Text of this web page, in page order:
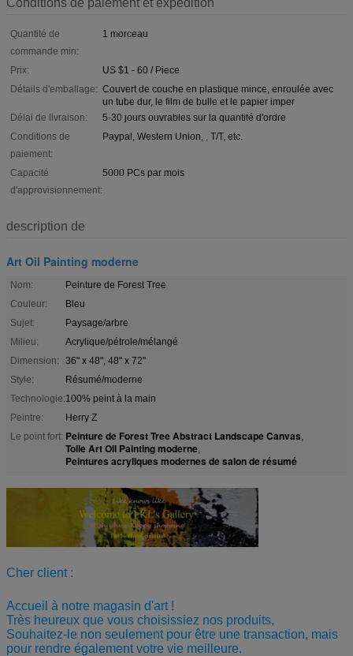
Quantité de
commande min:
1 morceau
Prix:
US $1 - 60 / Piece
Détails d'emballage: Couvert de couche en plastique mince, enroulée avec
un tube dur, le film de bulle et le papier imper
Délai de livraison:
5-30 jours ouvrables sur la quantité d'ordre
Conditions de
paiement:
Paypal, Western Union, , T/T, etc.
Capacité
d'approvisionnement:
5000 PCs par mois
description de
Art Oil Painting moderne
Nom:
Peinture de Forest Tree
Couleur:
Bleu
Sujet:
Paysage/arbre
Milieu:
Acrylique/pétrole/mélangé
Dimension:
36" x 48", 48" x 72"
Style:
Résumé/moderne
Technologie:100% peint à la main
Peintre:
Herry Z
Le point fort: Peinture de Forest Tree Abstract Landscape Canvas,
Toile Art Oil Painting moderne,
Peintures acryliques modernes de salon de résumé
Cher client :
Accueil à notre magasin d'art !
Très heureux que vous choisissiez nos produits,
Souhaitez-le non seulement pour être une transaction, mais
pour rendre également votre vie meilleure.